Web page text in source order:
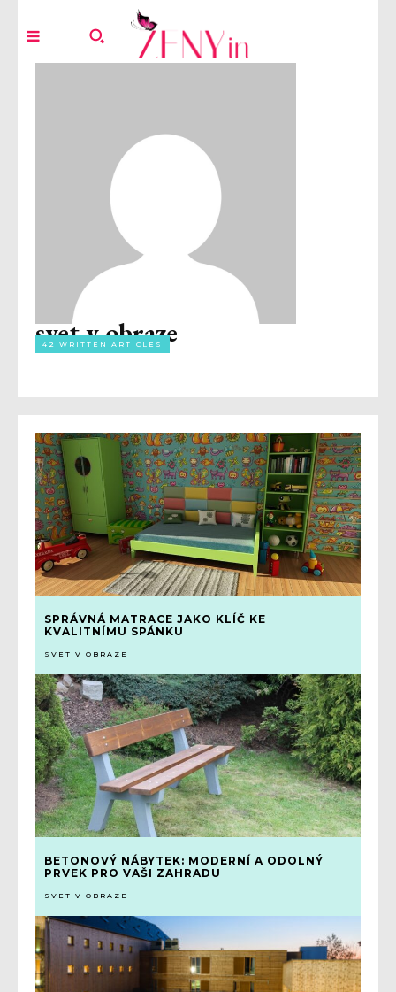
svet v obraze
42 WRITTEN ARTICLES
SPRÁVNÁ MATRACE JAKO KLÍČ KE
KVALITNÍMU SPÁNKU
SVET V OBRAZE
BETONOVÝ NÁBYTEK: MODERNÍ A ODOLNÝ
PRVEK PRO VAŠI ZAHRADU
SVET V OBRAZE